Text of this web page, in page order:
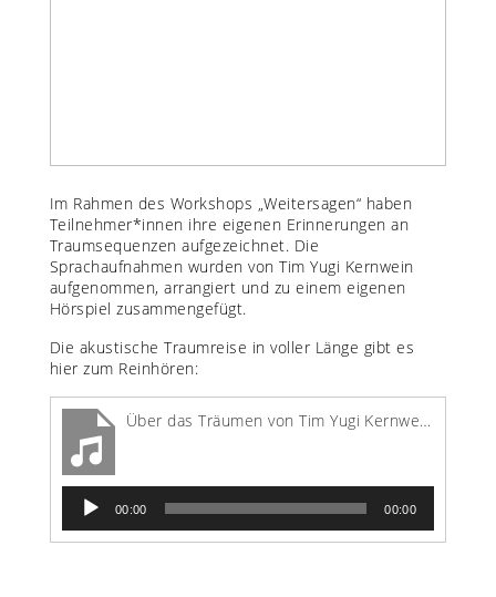
Im Rahmen des Workshops „Weitersagen“ haben
Teilnehmer*innen ihre eigenen Erinnerungen an
Traumsequenzen aufgezeichnet. Die
Sprachaufnahmen wurden von Tim Yugi Kernwein
aufgenommen, arrangiert und zu einem eigenen
Hörspiel zusammengefügt.
Die akustische Traumreise in voller Länge gibt es
hier zum Reinhören:
Über das Träumen von Tim Yugi Kernwein in Kooperation mit der Goldstein Galerie
Audio-
Player
00:00 00:00